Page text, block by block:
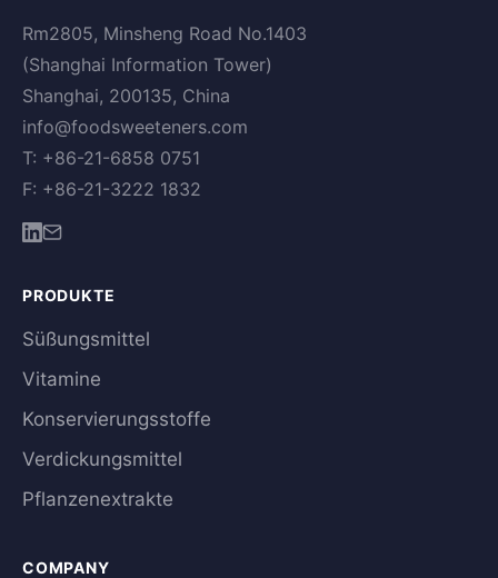
Rm2805, Minsheng Road No.1403
(Shanghai Information Tower)
Shanghai, 200135, China
info@foodsweeteners.com
T: +86-21-6858 0751
F: +86-21-3222 1832
PRODUKTE
Süßungsmittel
Vitamine
Konservierungsstoffe
Verdickungsmittel
Pflanzenextrakte
COMPANY